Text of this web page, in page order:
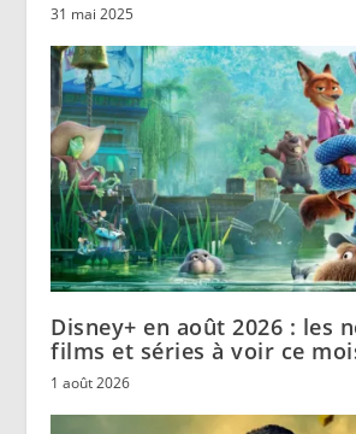
31 mai 2025
Disney+ en août 2026 : les
films et séries à voir ce
1 août 2026